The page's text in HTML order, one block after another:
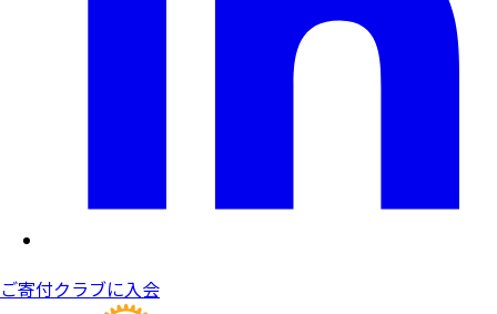
ご寄付クラブに入会